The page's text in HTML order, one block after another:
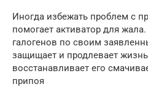
Иногда избежать проблем с
помогает активатор для
галогенов по своим
защищает и продлевает
восстанавливает его
припоя